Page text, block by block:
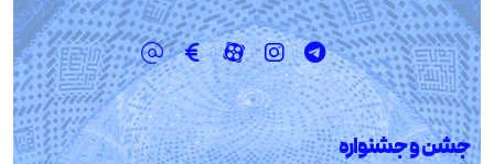
جشن و جشنواره